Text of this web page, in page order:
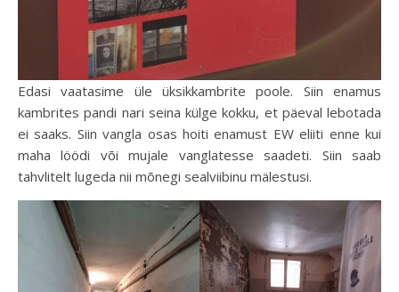
Edasi vaatasime üle üksikkambrite poole. Siin enamus
kambrites pandi nari seina külge kokku, et päeval lebotada
ei saaks. Siin vangla osas hoiti enamust EW eliiti enne kui
maha löödi või mujale vanglatesse saadeti. Siin saab
tahvlitelt lugeda nii mõnegi sealviibinu mälestusi.